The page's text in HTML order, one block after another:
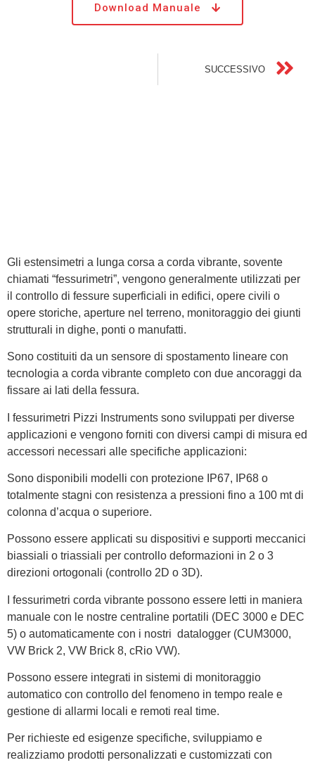
Download Manuale
SUCCESSIVO
Gli estensimetri a lunga corsa a corda vibrante, sovente
chiamati “fessurimetri”, vengono generalmente utilizzati per
il controllo di fessure superficiali in edifici, opere civili o
opere storiche, aperture nel terreno, monitoraggio dei giunti
strutturali in dighe, ponti o manufatti.
Sono costituiti da un sensore di spostamento lineare con
tecnologia a corda vibrante completo con due ancoraggi da
fissare ai lati della fessura.
I fessurimetri Pizzi Instruments sono sviluppati per diverse
applicazioni e vengono forniti con diversi campi di misura ed
accessori necessari alle specifiche applicazioni:
Sono disponibili modelli con protezione IP67, IP68 o
totalmente stagni con resistenza a pressioni fino a 100 mt di
colonna d’acqua o superiore.
Possono essere applicati su dispositivi e supporti meccanici
biassiali o triassiali per controllo deformazioni in 2 o 3
direzioni ortogonali (controllo 2D o 3D).
I fessurimetri corda vibrante possono essere letti in maniera
manuale con le nostre centraline portatili (DEC 3000 e DEC
5) o automaticamente con i nostri datalogger (CUM3000,
VW Brick 2, VW Brick 8, cRio VW).
Possono essere integrati in sistemi di monitoraggio
automatico con controllo del fenomeno in tempo reale e
gestione di allarmi locali e remoti real time.
Per richieste ed esigenze specifiche, sviluppiamo e
realizziamo prodotti personalizzati e customizzati con